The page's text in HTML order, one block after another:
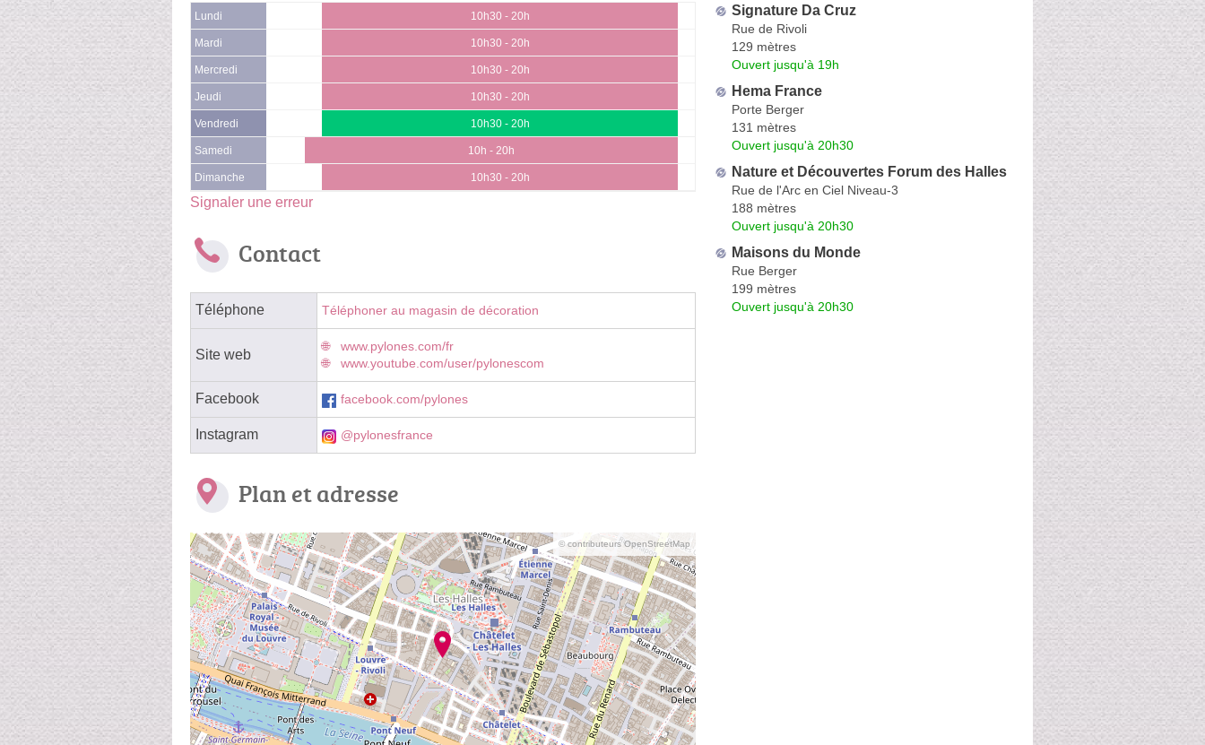
Lundi 10h30 - 20h
Mardi 10h30 - 20h
Mercredi 10h30 - 20h
Jeudi 10h30 - 20h
Vendredi 10h30 - 20h
Samedi 10h - 20h
Dimanche 10h30 - 20h
Signaler une erreur
Contact
Téléphone Téléphoner au magasin de décoration
Site web
www.pylones.com/fr
www.youtube.com/user/pylonescom
Facebook facebook.com/pylones
Instagram @pylonesfrance
Plan et adresse
© contributeurs OpenStreetMap
Signature Da Cruz
Rue de Rivoli
129 mètres
Ouvert jusqu'à 19h
Hema France
Porte Berger
131 mètres
Ouvert jusqu'à 20h30
Nature et Découvertes Forum des Halles
Rue de l'Arc en Ciel Niveau-3
188 mètres
Ouvert jusqu'à 20h30
Maisons du Monde
Rue Berger
199 mètres
Ouvert jusqu'à 20h30